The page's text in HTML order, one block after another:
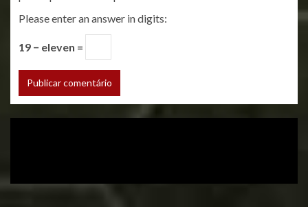
Please enter an answer in digits:
19 − eleven =